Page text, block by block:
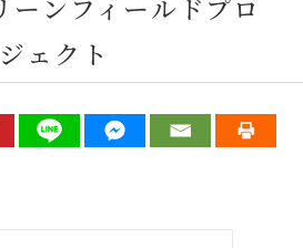
ーンフィールドプロ
ジェクト